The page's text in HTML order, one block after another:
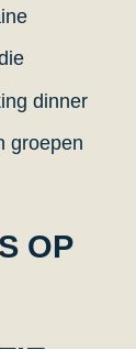
dinner
groepen
OP